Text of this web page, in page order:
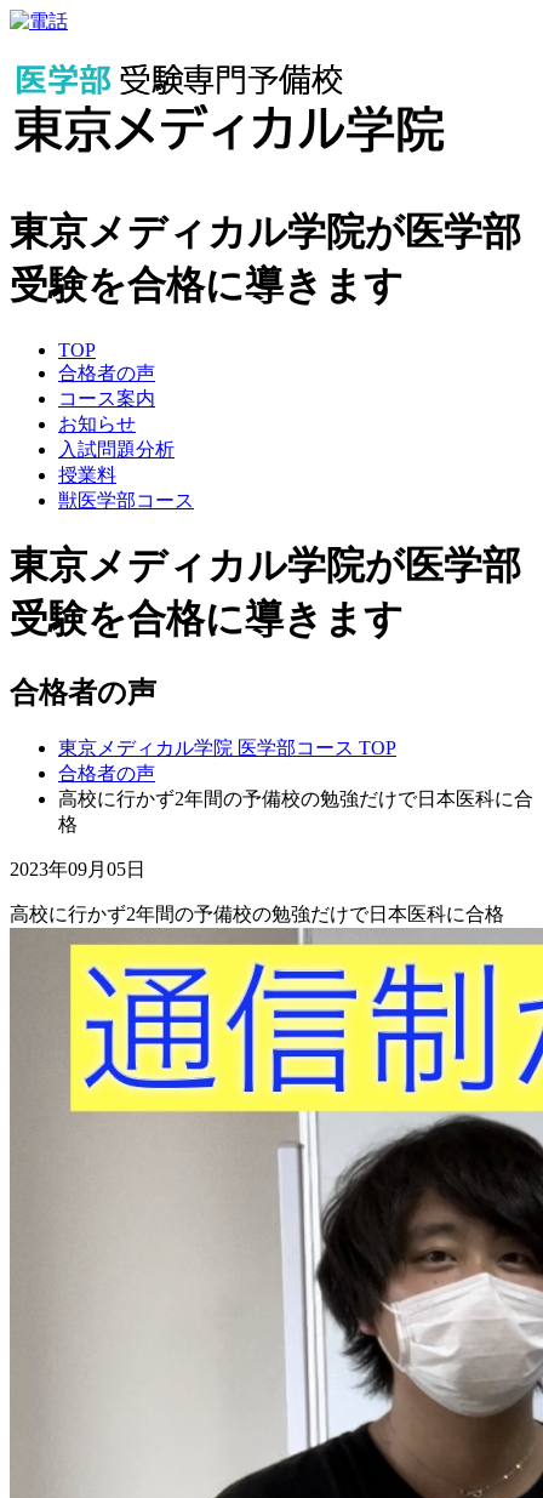
東京メディカル学院が医学部
受験を合格に導きます
TOP
合格者の声
コース案内
お知らせ
入試問題分析
授業料
獣医学部コース
東京メディカル学院が医学部
受験を合格に導きます
合格者の声
東京メディカル学院 医学部コース TOP
合格者の声
高校に行かず2年間の予備校の勉強だけで日本医科に合
格
2023年09月05日
高校に行かず2年間の予備校の勉強だけで日本医科に合格